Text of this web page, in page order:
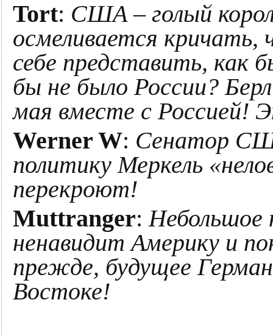
Tort: США – голый
осмеливается
себе представить, как
бы не было России?
мая вместе с Россией!
Werner W: Сенатор
политику Меркель
перекроют!
Muttranger:Небольшое
ненавидит Америку и
прежде, будущее
Востоке!